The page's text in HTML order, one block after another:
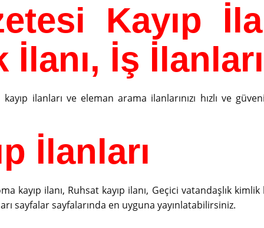
Kayıp
İlanı, İş
ilanları ve eleman arama ilanlarınızı hızlı ve
İlanları
kayıp ilanı, Ruhsat kayıp ilanı, Geçici vatandaşlık kimlik
sayfalar sayfalarında en uyguna yayınlatabilirsiniz.